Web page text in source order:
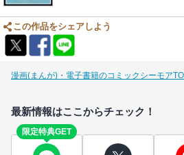
この作品をシェアしよう
漫画(まんが)・電子書籍のコミックシーモア
最新情報はここからチェック！
限定特典GET